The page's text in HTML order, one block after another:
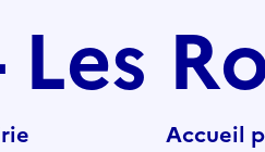
Accueil